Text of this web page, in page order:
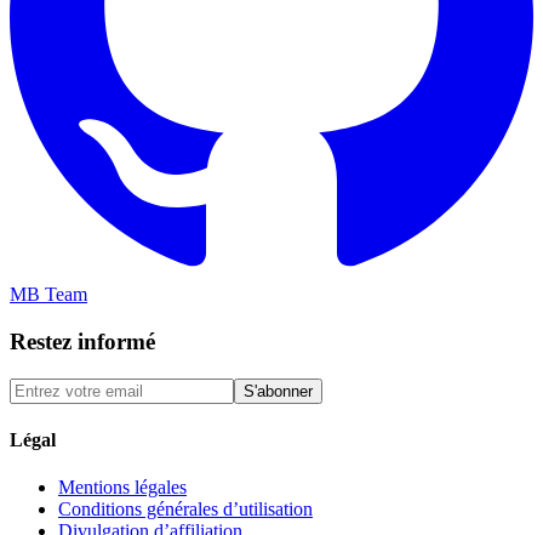
MB Team
Restez informé
S'abonner
Légal
Mentions légales
Conditions générales d’utilisation